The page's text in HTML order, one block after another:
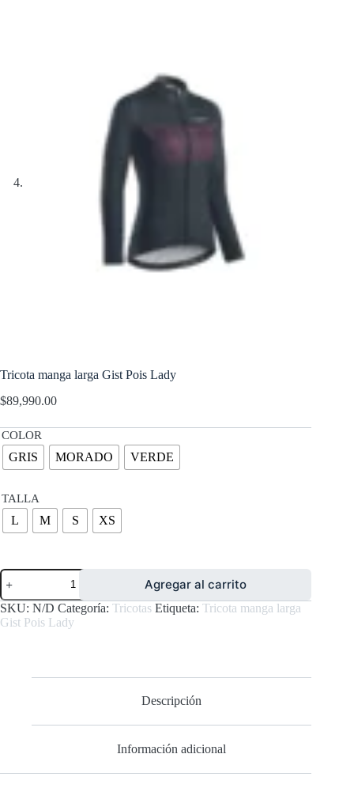
Tricota manga larga Gist Pois Lady
$89,990.00
COLOR
GRIS MORADO VERDE
TALLA
L M S XS
Tricota
manga
larga
Gist
Pois
Agregar al carrito
SKU: N/D Categoría: Tricotas Etiqueta: Tricota manga larga
Gist Pois Lady
Descripción
Información adicional